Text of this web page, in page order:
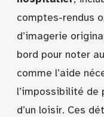
comptes-rendus
d’imagerie
bord pour noter
comme l’aide
l’impossibilité de
d’un loisir. Ces